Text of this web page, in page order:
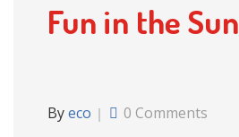
Fun in the Sun
Byeco 0 Comments